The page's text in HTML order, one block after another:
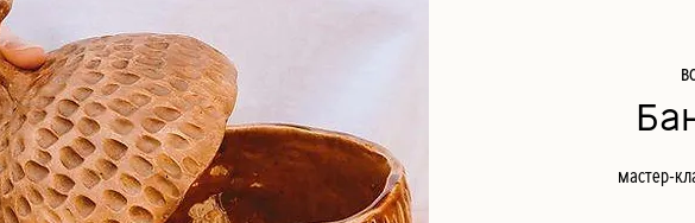
мастер-